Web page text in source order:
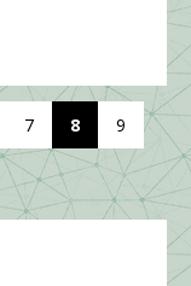
7 8 9